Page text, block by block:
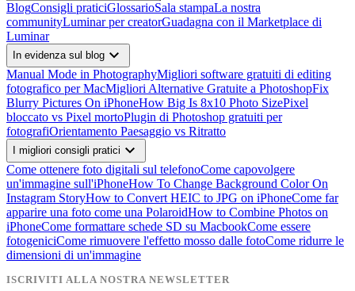
BlogConsigli praticiGlossarioSala stampaLa nostra
communityLuminar per creatorGuadagna con il Marketplace di
Luminar
In evidenza sul blog expand_more
Manual Mode in PhotographyMigliori software gratuiti di editing
fotografico per MacMigliori Alternative Gratuite a PhotoshopFix
Blurry Pictures On iPhoneHow Big Is 8x10 Photo SizePixel
bloccato vs Pixel mortoPlugin di Photoshop gratuiti per
fotografiOrientamento Paesaggio vs Ritratto
I migliori consigli pratici expand_more
Come ottenere foto digitali sul telefonoCome capovolgere
un'immagine sull'iPhoneHow To Change Background Color On
Instagram StoryHow to Convert HEIC to JPG on iPhoneCome far
apparire una foto come una PolaroidHow to Combine Photos on
iPhoneCome formattare schede SD su MacbookCome essere
fotogeniciCome rimuovere l'effetto mosso dalle fotoCome ridurre le
dimensioni di un'immagine
ISCRIVITI ALLA NOSTRA NEWSLETTER